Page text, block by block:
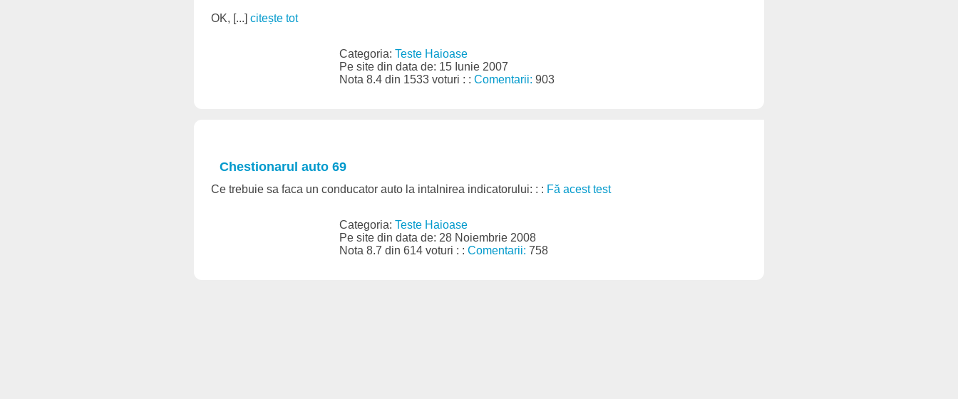
OK, [...] citește tot
Categoria:Teste Haioase
Pe site din data de: 15 Iunie 2007
Nota 8.4 din 1533 voturi : :Comentarii:903
Chestionarul auto 69
Ce trebuie sa faca un conducator auto la intalnirea indicatorului: : : Fă acest test
Categoria:Teste Haioase
Pe site din data de: 28 Noiembrie 2008
Nota 8.7 din 614 voturi : :Comentarii:758